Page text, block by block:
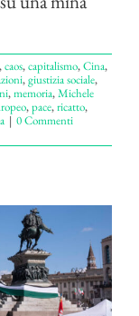
,caos,capitalismo,Cina,
,giustizia sociale,
,memoria,Michele
,pace,ricatto,
| 0 Commenti